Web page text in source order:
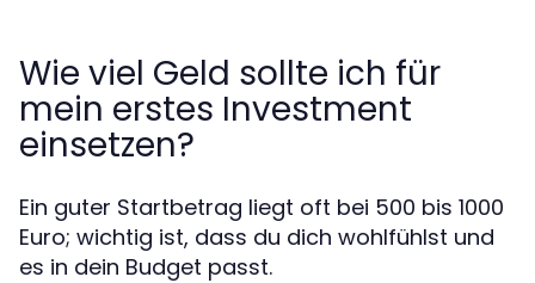
Wie viel Geld sollte ich für
mein erstes Investment
einsetzen?
Ein guter Startbetrag liegt oft bei 500 bis 1000
Euro; wichtig ist, dass du dich wohlfühlst und
es in dein Budget passt.